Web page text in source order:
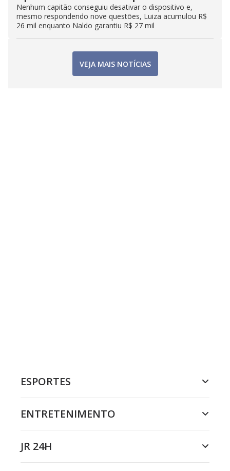
Nenhum capitão conseguiu desativar o dispositivo e,
mesmo respondendo nove questões, Luiza acumulou R$
26 mil enquanto Naldo garantiu R$ 27 mil
VEJA MAIS NOTÍCIAS
ESPORTES
ENTRETENIMENTO
JR 24H